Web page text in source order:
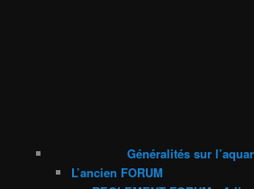
Généralités sur
L’ancien FORUM